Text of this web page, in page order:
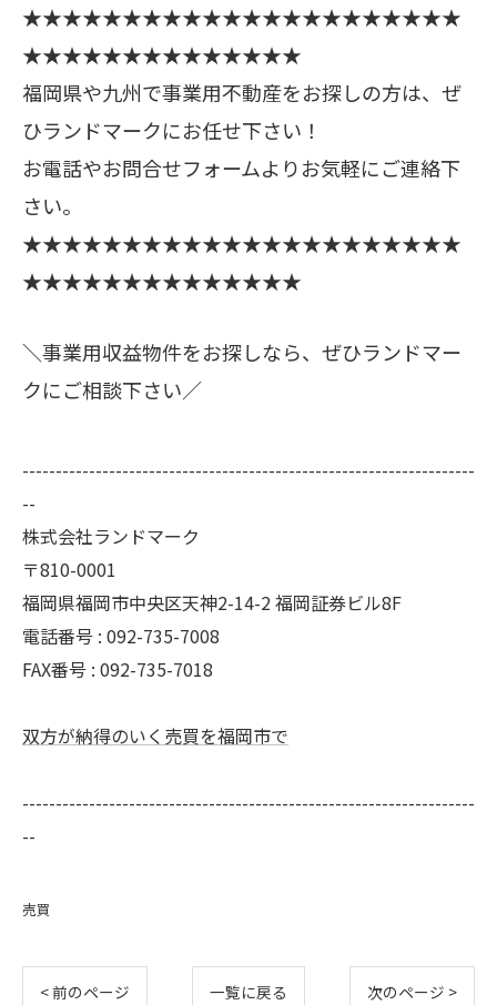
★★★★★★★★★★★★★★★★★★★★★★
★★★★★★★★★★★★★★
福岡県や九州で事業用不動産をお探しの方は、ぜ
ひランドマークにお任せ下さい！
お電話やお問合せフォームよりお気軽にご連絡下
さい。
★★★★★★★★★★★★★★★★★★★★★★
★★★★★★★★★★★★★★
＼事業用収益物件をお探しなら、ぜひランドマー
クにご相談下さい／
--------------------------------------------------------------------
--
株式会社ランドマーク
〒810-0001
福岡県福岡市中央区天神2-14-2 福岡証券ビル8F
電話番号 : 092-735-7008
FAX番号 : 092-735-7018
双方が納得のいく売買を福岡市で
--------------------------------------------------------------------
--
売買
< 前のページ 一覧に戻る 次のページ >